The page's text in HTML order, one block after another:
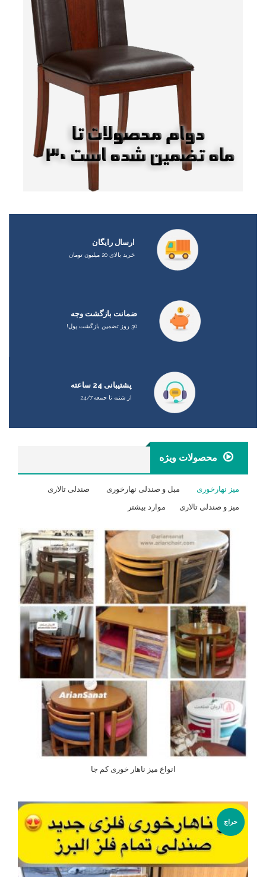
ارسال رایگان
خرید بالای 20 میلیون تومان
ضمانت بازگشت وجه
30 روز تضمین بازگشت پول!
پشتیبانی 24 ساعته
از شنبه تا جمعه 24/7
محصولات ویژه
میز نهارخوری مبل و صندلی نهارخوری
صندلی تالاری
میز و صندلی تالاری
موارد بیشتر
انواع میز ناهار خوری کم جا
اطلاعات بیشتر
حراج